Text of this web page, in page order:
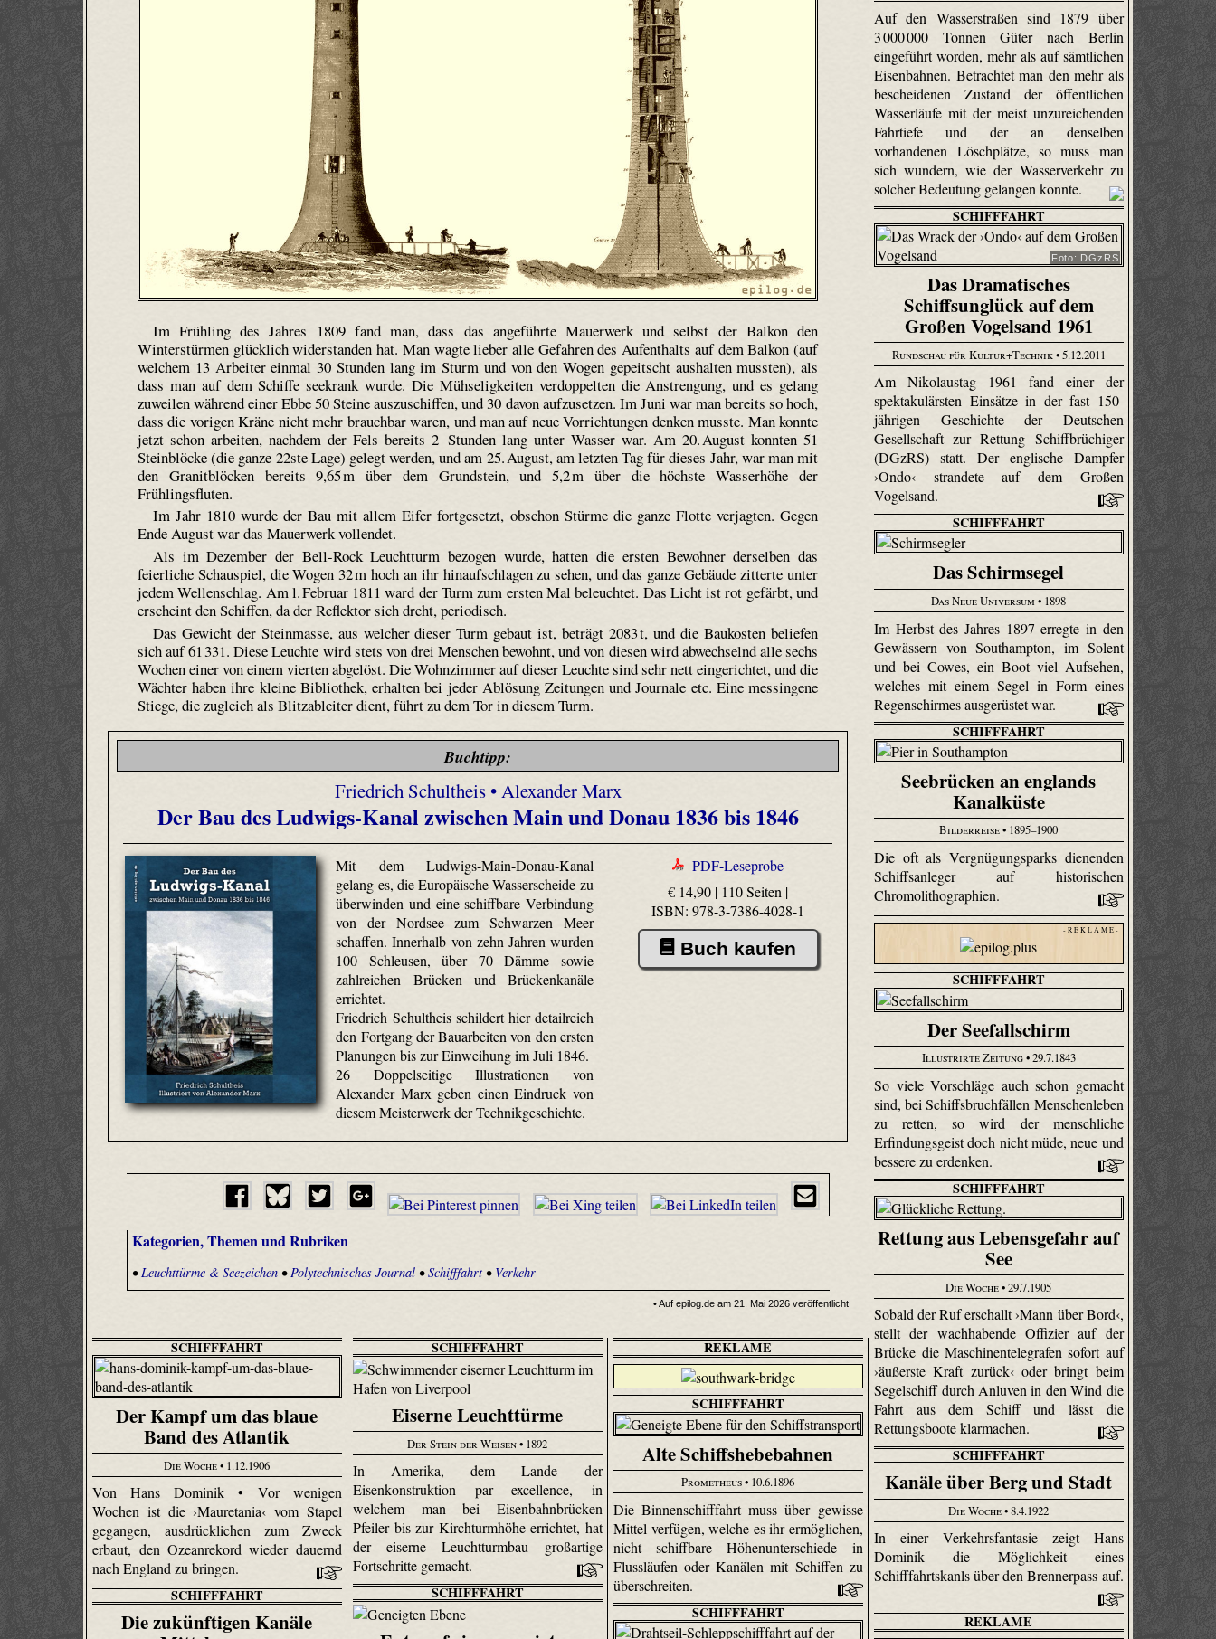
Im Frühling des Jahres 1809 fand man, dass das angeführte Mauerwerk und selbst der Balkon den
Winterstürmen glücklich widerstanden hat. Man wagte lieber alle Gefahren des Aufenthalts auf dem Balkon (auf
welchem 13 Arbeiter einmal 30 Stunden lang im Sturm und von den Wogen gepeitscht aushalten mussten), als
dass man auf dem Schiffe seekrank wurde. Die Mühseligkeiten verdoppelten die Anstrengung, und es gelang
zuweilen während einer Ebbe 50 Steine auszuschiffen, und 30 davon aufzusetzen. Im Juni war man bereits so hoch,
dass die vorigen Kräne nicht mehr brauchbar waren, und man auf neue Vorrichtungen denken musste. Man konnte
jetzt schon arbeiten, nachdem der Fels bereits 2 Stunden lang unter Wasser war. Am 20. August konnten 51
Steinblöcke (die ganze 22ste Lage) gelegt werden, und am 25. August, am letzten Tag für dieses Jahr, war man mit
den Granitblöcken bereits 9,65 m über dem Grundstein, und 5,2 m über die höchste Wasserhöhe der
Frühlingsfluten.
Im Jahr 1810 wurde der Bau mit allem Eifer fortgesetzt, obschon Stürme die ganze Flotte verjagten. Gegen
Ende August war das Mauerwerk vollendet.
Als im Dezember der Bell-Rock Leuchtturm bezogen wurde, hatten die ersten Bewohner derselben das
feierliche Schauspiel, die Wogen 32 m hoch an ihr hinauf­schlagen zu sehen, und das ganze Gebäude zitterte unter
jedem Wellenschlag. Am l. Februar 1811 ward der Turm zum ersten Mal beleuchtet. Das Licht ist rot gefärbt, und
erscheint den Schiffen, da der Reflektor sich dreht, periodisch.
Das Gewicht der Steinmasse, aus welcher dieser Turm gebaut ist, beträgt 2083 t, und die Baukosten beliefen
sich auf 61 331. Diese Leuchte wird stets von drei Menschen bewohnt, und von diesen wird abwechselnd alle sechs
Wochen einer von einem vierten abgelöst. Die Wohnzimmer auf dieser Leuchte sind sehr nett eingerichtet, und die
Wächter haben ihre kleine Bibliothek, erhalten bei jeder Ablösung Zeitungen und Journale etc. Eine messingene
Stiege, die zugleich als Blitzableiter dient, führt zu dem Tor in diesem Turm.
Buchtipp:
Friedrich Schultheis • Alexander Marx
Der Bau des Ludwigs-Kanal zwischen Main und Donau 1836 bis 1846
Mit dem Ludwigs-Main-Donau-Kanal
gelang es, die Europäische Wasserscheide zu
überwinden und eine schiffbare Verbindung
von der Nordsee zum Schwarzen Meer
schaffen. Innerhalb von zehn Jahren wurden
100 Schleusen, über 70 Dämme sowie
zahlreichen Brücken und Brückenkanäle
errichtet.
Friedrich Schultheis schildert hier detailreich
den Fortgang der Bauarbeiten von den ersten
Planungen bis zur Einweihung im Juli 1846.
26 Doppelseitige Illustrationen von
Alexander Marx geben einen Eindruck von
diesem Meisterwerk der Technikgeschichte.
PDF-Leseprobe
€ 14,90 | 110 Seiten |
ISBN: 978-3-7386-4028-1
Buch kaufen
Kategorien, Themen und Rubriken
•Leuchttürme & Seezeichen •Polytechnisches Journal •Schifffahrt • Verkehr
• Auf epilog.de am 21. Mai 2026 veröffentlicht
Auf den Wasserstraßen sind 1879 über
3 000 000 Tonnen Güter nach Berlin
eingeführt worden, mehr als auf sämtlichen
Eisenbahnen. Betrachtet man den mehr als
bescheidenen Zustand der öffentlichen
Wasserläufe mit der meist unzureichenden
Fahrtiefe und der an denselben
vorhandenen Löschplätze, so muss man
sich wundern, wie der Wasserverkehr zu
solcher Bedeutung gelangen konnte.
SCHIFFFAHRT
Foto: DGzRS
Das Dramatisches
Schiffsunglück auf dem
Großen Vogelsand 1961
Rundschau für Kultur+Technik• 5.12.2011
Am Nikolaustag 1961 fand einer der
spektakulärsten Einsätze in der fast 150-
jährigen Geschichte der Deutschen
Gesellschaft zur Rettung Schiffbrüchiger
(DGzRS) statt. Der englische Dampfer
›Ondo‹ strandete auf dem Großen
Vogelsand.
SCHIFFFAHRT
Das Schirmsegel
Das Neue Universum• 1898
Im Herbst des Jahres 1897 erregte in den
Gewässern von Southampton, im Solent
und bei Cowes, ein Boot viel Aufsehen,
welches mit einem Segel in Form eines
Regenschirmes ausgerüstet war.
SCHIFFFAHRT
Seebrücken an englands
Kanalküste
Bilderreise• 1895–1900
Die oft als Vergnügungsparks dienenden
Schiffsanleger auf historischen
Chromolithographien.
- R E K L A M E -
SCHIFFFAHRT
Der Seefallschirm
Illustrirte Zeitung• 29.7.1843
So viele Vorschläge auch schon gemacht
sind, bei Schiffsbruchfällen Menschenleben
zu retten, so wird der menschliche
Erfindungsgeist doch nicht müde, neue und
bessere zu erdenken.
SCHIFFFAHRT
Rettung aus Lebensgefahr auf
See
Die Woche• 29.7.1905
Sobald der Ruf erschallt ›Mann über Bord‹,
stellt der wachhabende Offizier auf der
Brücke die Maschinentelegrafen sofort auf
›äußerste Kraft zurück‹ oder bringt beim
Segelschiff durch Anluven in den Wind die
Fahrt aus dem Schiff und lässt die
Rettungsboote klarmachen.
SCHIFFFAHRT
Der Kampf um das blaue
Band des Atlantik
Die Woche• 1.12.1906
Von Hans Dominik • Vor wenigen
Wochen ist die ›Mauretania‹ vom Stapel
gegangen, ausdrücklichen zum Zweck
erbaut, den Ozeanrekord wieder dauernd
nach England zu bringen.
SCHIFFFAHRT
Eiserne Leuchttürme
Der Stein der Weisen• 1892
In Amerika, dem Lande der
Eisenkonstruktion par excellence, in
welchem man bei Eisenbahnbrücken
Pfeiler bis zur Kirchturmhöhe errichtet, hat
der eiserne Leuchtturmbau großartige
Fortschritte gemacht.
REKLAME
SCHIFFFAHRT
Alte Schiffshebebahnen
Prometheus• 10.6.1896
Die Binnenschifffahrt muss über gewisse
Mittel verfügen, welche es ihr ermöglichen,
nicht schiffbare Höhenunterschiede in
Flussläufen oder Kanälen mit Schiffen zu
überschreiten.
SCHIFFFAHRT
Kanäle über Berg und Stadt
Die Woche• 8.4.1922
In einer Verkehrsfantasie zeigt Hans
Dominik die Möglichkeit eines
Schifffahrtskanls über den Brennerpass auf.
SCHIFFFAHRT
SCHIFFFAHRT
Die zukünftigen Kanäle SCHIFFFAHRT REKLAME